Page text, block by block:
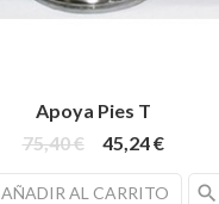
Apoya Pies T
75,40 €
45,24 €
AÑADIR AL CARRITO search